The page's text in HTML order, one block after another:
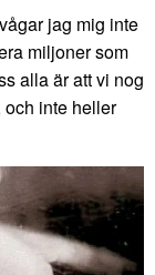
jag mig inte
miljoner som
alla är att vi nog
inte heller